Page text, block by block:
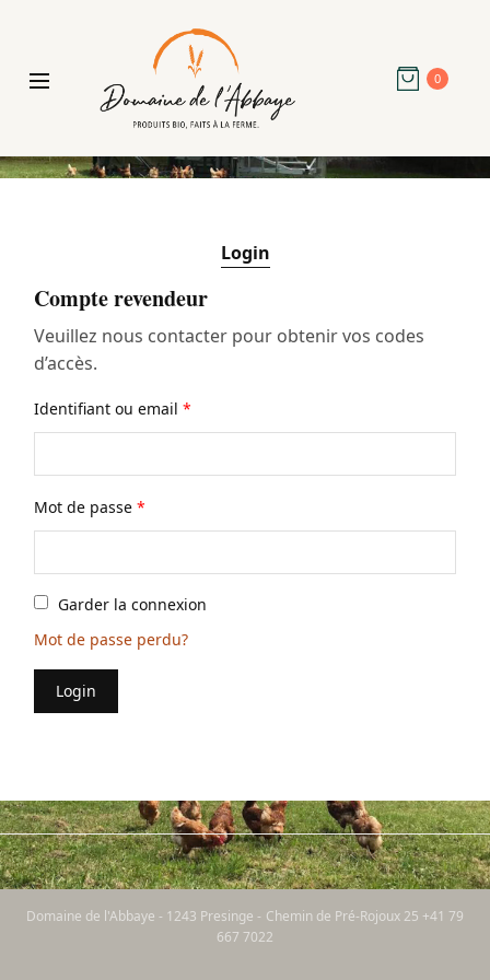
0
Login
Compte revendeur
Veuillez nous contacter pour obtenir vos codes
d’accès.
Identifiant ou email*
Mot de passe*
Garder la connexion
Mot de passe perdu?
Login
Domaine de l'Abbaye - 1243 Presinge - Chemin de Pré-Rojoux 25 +41 79
667 7022